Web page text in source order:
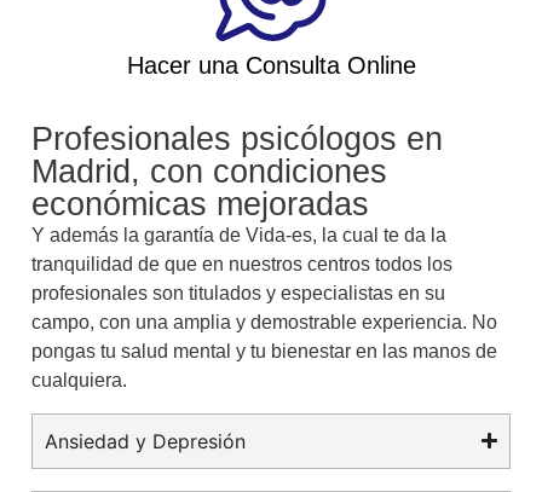
Hacer una Consulta Online
Profesionales psicólogos en
Madrid, con condiciones
económicas mejoradas
Y además la garantía de Vida-es, la cual te da la
tranquilidad de que en nuestros centros todos los
profesionales son titulados y especialistas en su
campo, con una amplia y demostrable experiencia. No
pongas tu salud mental y tu bienestar en las manos de
cualquiera.
Ansiedad y Depresión